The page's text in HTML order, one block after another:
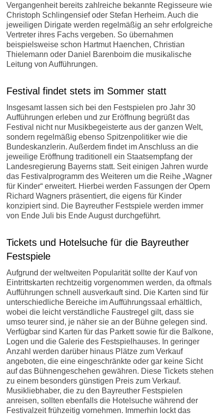
Vergangenheit bereits zahlreiche bekannte Regisseure wie
Christoph Schlingensief oder Stefan Herheim. Auch die
jeweiligen Dirigate werden regelmäßig an sehr erfolgreiche
Vertreter ihres Fachs vergeben. So übernahmen
beispielsweise schon Hartmut Haenchen, Christian
Thielemann oder Daniel Barenboim die musikalische
Leitung von Aufführungen.
Festival findet stets im Sommer statt
Insgesamt lassen sich bei den Festspielen pro Jahr 30
Aufführungen erleben und zur Eröffnung begrüßt das
Festival nicht nur Musikbegeisterte aus der ganzen Welt,
sondern regelmäßig ebenso Spitzenpolitiker wie die
Bundeskanzlerin. Außerdem findet im Anschluss an die
jeweilige Eröffnung traditionell ein Staatsempfang der
Landesregierung Bayerns statt. Seit einigen Jahren wurde
das Festivalprogramm des Weiteren um die Reihe „Wagner
für Kinder“ erweitert. Hierbei werden Fassungen der Opern
Richard Wagners präsentiert, die eigens für Kinder
konzipiert sind. Die Bayreuther Festspiele werden immer
von Ende Juli bis Ende August durchgeführt.
Tickets und Hotelsuche für die Bayreuther
Festspiele
Aufgrund der weltweiten Popularität sollte der Kauf von
Eintrittskarten rechtzeitig vorgenommen werden, da oftmals
Aufführungen schnell ausverkauft sind. Die Karten sind für
unterschiedliche Bereiche im Aufführungssaal erhältlich,
wobei die leicht verständliche Faustregel gilt, dass sie
umso teurer sind, je näher sie an der Bühne gelegen sind.
Verfügbar sind Karten für das Parkett sowie für die Balkone,
Logen und die Galerie des Festspielhauses. In geringer
Anzahl werden darüber hinaus Plätze zum Verkauf
angeboten, die eine eingeschränkte oder gar keine Sicht
auf das Bühnengeschehen gewähren. Diese Tickets stehen
zu einem besonders günstigen Preis zum Verkauf.
Musikliebhaber, die zu den Bayreuther Festspielen
anreisen, sollten ebenfalls die Hotelsuche während der
Festivalzeit frühzeitig vornehmen. Immerhin lockt das